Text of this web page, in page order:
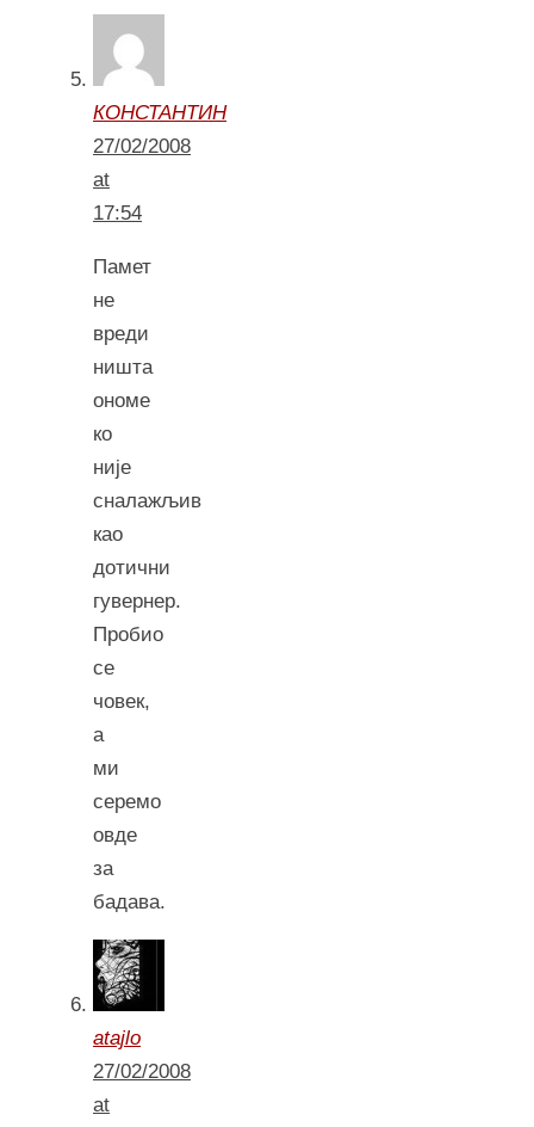
КОНСТАНТИН
27/02/2008
at
17:54
Памет
не
вреди
ништа
ономе
ко
није
сналажљив
као
дотични
гувернер.
Пробио
се
човек,
а
ми
серемо
овде
за
бадава.
atajlo
27/02/2008
at